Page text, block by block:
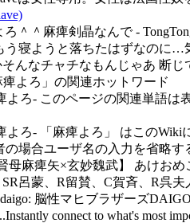
ろ＾＾麻痺剣晶なんで -
う寝ようと落ちたはずなのに
そんなチャチなもんじゃあ 断
よろ」の関連ホットワード
よろ- このページの関連単語は
よろ- 「麻痺よろ」 はこの
の場合ユーザ名の入力を省略す
母麻痺矢×玄妙魏武】 あけおめ
呂蒙、R留賛、C賀斉、R呉
脳性マヒブラザーズ
connect to what's most